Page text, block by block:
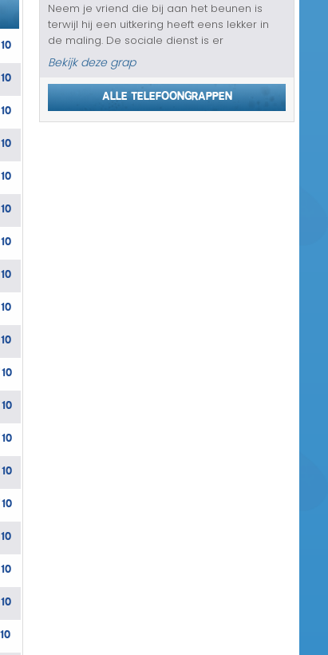
10
10
10
10
10
10
10
10
10
10
10
10
10
10
10
10
10
10
10
Neem je vriend die bij aan het beunen is
terwijl hij een uitkering heeft eens lekker in
de maling. De sociale dienst is er
zogenaamd achter gekomen en deze bellen
hem op dat hij is betrapt. Dat gaat hem
natuurlijk heel wat kosten en niet zo...
Bekijk deze grap
Alle telefoongrappen